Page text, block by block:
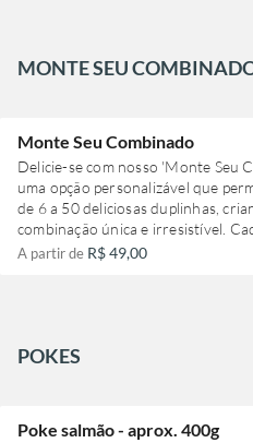
salmão com tarê, e o uramaki
sabores que transcende as
MONTE SEU
Monte Seu Combinado
Delicie-se com nosso 'Monte Seu
uma opção personalizável que
de 6 a 50 deliciosas duplinhas,
combinação única e irresistível.
cuidadosamente preparada,
próprio combinado e desfrutar de
A partir de R$ 49,00
POKES
Poke salmão - aprox. 400g